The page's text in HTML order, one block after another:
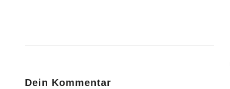
Dein Kommentar